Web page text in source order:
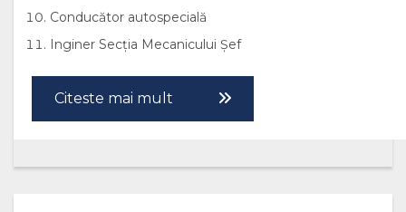
Conducător autospecială
Inginer Secția Mecanicului Șef
Citeste mai mult